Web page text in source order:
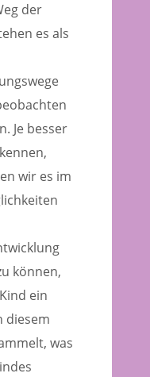
der
es als
Je besser
wir es im
können,
ein
diesem
was